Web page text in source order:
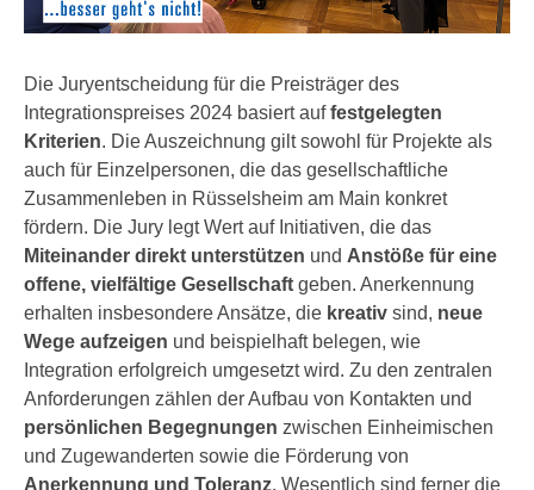
Die Juryentscheidung für die Preisträger des
Integrationspreises 2024 basiert auffestgelegten
Kriterien. Die Auszeichnung gilt sowohl für Projekte als
auch für Einzelpersonen, die das gesellschaftliche
Zusammenleben in Rüsselsheim am Main konkret
fördern. Die Jury legt Wert auf Initiativen, die das
Miteinander direkt unterstützen und Anstöße für eine
offene, vielfältige Gesellschaft geben. Anerkennung
erhalten insbesondere Ansätze, die kreativ sind, neue
Wege aufzeigen und beispielhaft belegen, wie
Integration erfolgreich umgesetzt wird. Zu den zentralen
Anforderungen zählen der Aufbau von Kontakten und
persönlichen Begegnungen zwischen Einheimischen
und Zugewanderten sowie die Förderung von
Anerkennung und Toleranz. Wesentlich sind ferner die